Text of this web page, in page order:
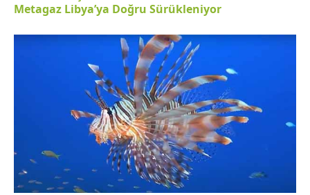
Metagaz Libya’ya Doğru Sürükleniyor